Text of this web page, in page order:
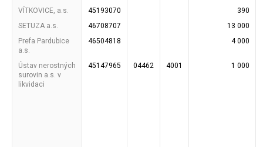
VÍTKOVICE, a.s. 45193070
390
SETUZA a.s.
46708707
13 000
Prefa Pardubice
a.s.
46504818 4 000
Ústav nerostných
surovin a.s. v
likvidaci
45147965 04462 4001 1 000